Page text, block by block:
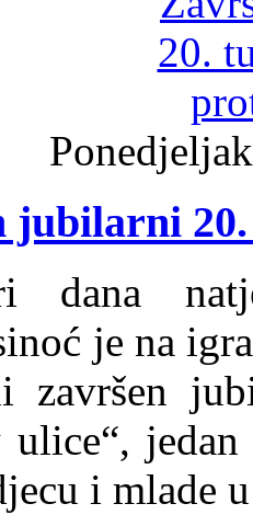
jubilarni
dana
je na
završen
i mlade